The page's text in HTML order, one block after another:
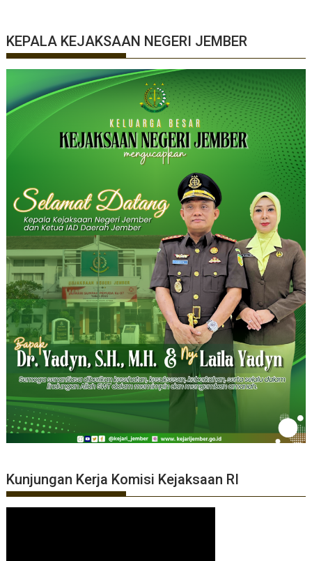
KEPALA KEJAKSAAN NEGERI JEMBER
Kunjungan Kerja Komisi Kejaksaan RI